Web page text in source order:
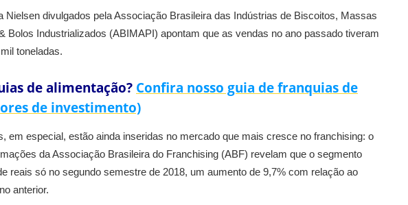
Nielsen divulgados pela Associação Brasileira das Indústrias de Biscoitos, Massas
Bolos Industrializados (ABIMAPI) apontam que as vendas no ano passado tiveram
toneladas.
de alimentação? Confira nosso guia de franquias de
de investimento)
em especial, estão ainda inseridas no mercado que mais cresce no franchising: o
da Associação Brasileira do Franchising (ABF) revelam que o segmento
reais só no segundo semestre de 2018, um aumento de 9,7% com relação ao
anterior.